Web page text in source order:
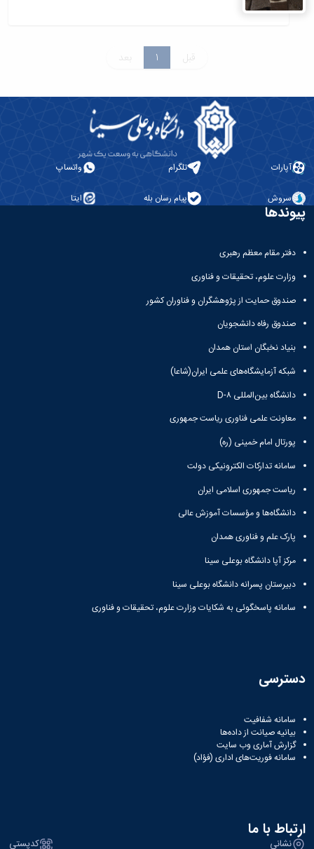
قبل 1 بعد
آپارات تلگرام واتساپ
سروش پیام رسان بله ایتا
پیوندها
دفتر مقام معظم رهبری
وزارت علوم، تحقیقات و فناوری
صندوق حمایت از پژوهشگران و فناوران کشور
صندوق رفاه دانشجویان
بنیاد نخبگان استان همدان
شبکه آزمایشگاه‌های علمی ایران(شاعا)
دانشگاه بین‌المللی D-۸
معاونت علمی فناوری ریاست جمهوری
پورتال امام خمینی (ره)
سامانه تدارکات الکترونیکی دولت
ریاست جمهوری اسلامی ایران
دانشگاه‌ها و مؤسسات آموزش عالی
پارک علم و فناوری همدان
مرکز آپا دانشگاه بوعلی سینا
دبیرستان پسرانه دانشگاه بوعلی سینا
سامانه پاسخگوئی به شکایات وزارت علوم، تحقیقات و فناوری
دسترسی
سامانه شفافیت
بیانیه صیانت از داده‌ها
گزارش آماری وب‌ سایت
سامانه فوریت‌های اداری (فؤاد)
ارتباط با ما
نشانی کدپستی